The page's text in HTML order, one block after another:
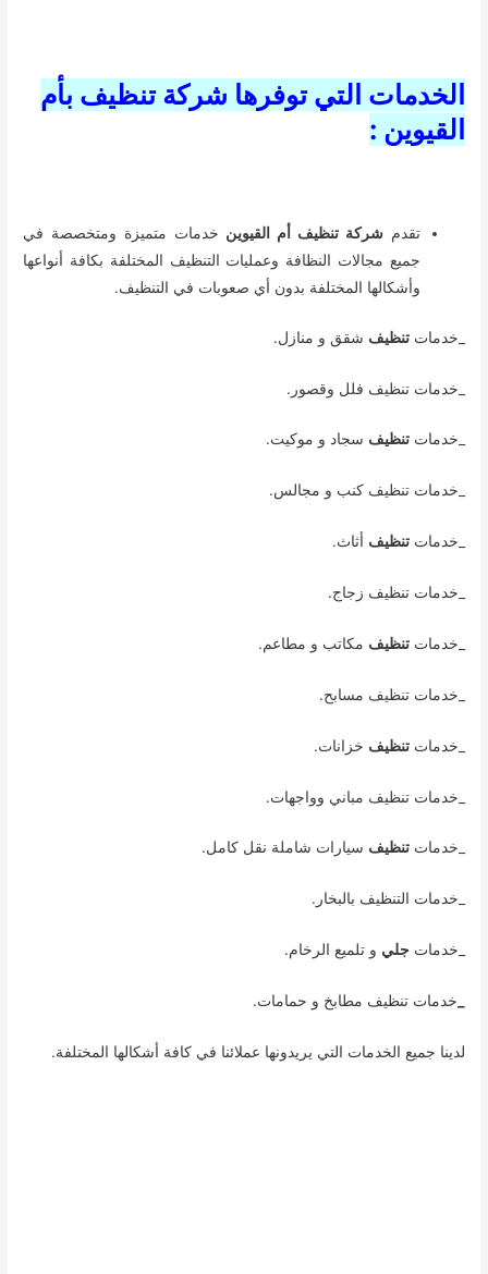
الخدمات التي توفرها شركة تنظيف بأم
القيوين :
تقدم شركة تنظيف أم القيوين خدمات متميزة ومتخصصة في
جميع مجالات النظافة وعمليات التنظيف المختلفة بكافة أنواعها
وأشكالها المختلفة بدون أي صعوبات في التنظيف.
_خدماتتنظيف شقق و منازل.
_خدمات تنظيف فلل وقصور.
_خدماتتنظيف سجاد و موكيت.
_خدمات تنظيف كنب و مجالس.
_خدماتتنظيف أثاث.
_خدمات تنظيف زجاج.
_خدماتتنظيف مكاتب و مطاعم.
_خدمات تنظيف مسابح.
_خدماتتنظيف خزانات.
_خدمات تنظيف مباني وواجهات.
_خدماتتنظيف سيارات شاملة نقل كامل.
_خدمات التنظيف بالبخار.
_خدماتجلي و تلميع الرخام.
خدمات تنظيف مطابخ و حمامات.
لدينا جميع الخدمات التي يريدونها عملائنا في كافة أشكالها المختلفة.